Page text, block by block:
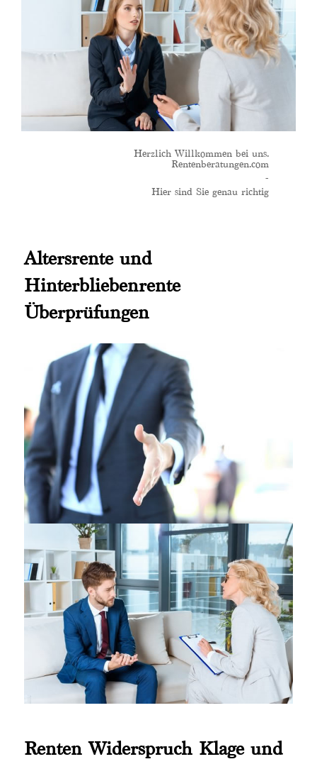
Herzlich Willkommen bei uns.
Rentenberatungen.com
-
Hier sind Sie genau richtig
Altersrente und
Hinterbliebenrente
Überprüfungen
Renten Widerspruch Klage und